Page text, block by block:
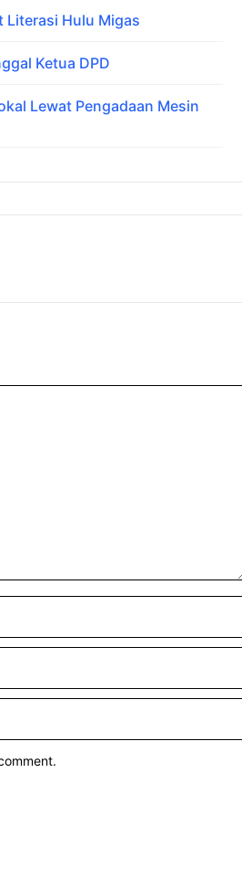
Literasi Hulu Migas
Ketua DPD
Lewat Pengadaan Mesin